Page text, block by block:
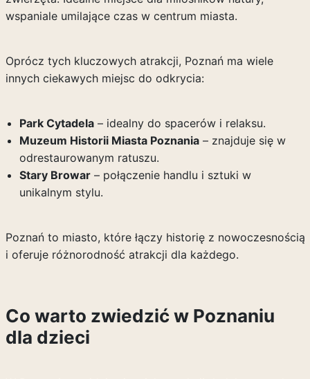
wspaniale umilające czas w centrum miasta.
Oprócz tych kluczowych atrakcji, Poznań ma wiele
innych ciekawych miejsc do odkrycia:
Park Cytadela– idealny do spacerów i relaksu.
Muzeum Historii Miasta Poznania– znajduje się w
odrestaurowanym ratuszu.
Stary Browar– połączenie handlu i sztuki w
unikalnym stylu.
Poznań to miasto, które łączy historię z nowoczesnością
i oferuje różnorodność atrakcji dla każdego.
Co warto zwiedzić w Poznaniu
dla dzieci